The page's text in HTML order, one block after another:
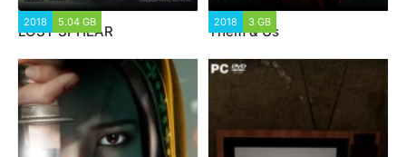
2018 5.04 GB
LOST SPHEAR
2018 3 GB
Them & Us